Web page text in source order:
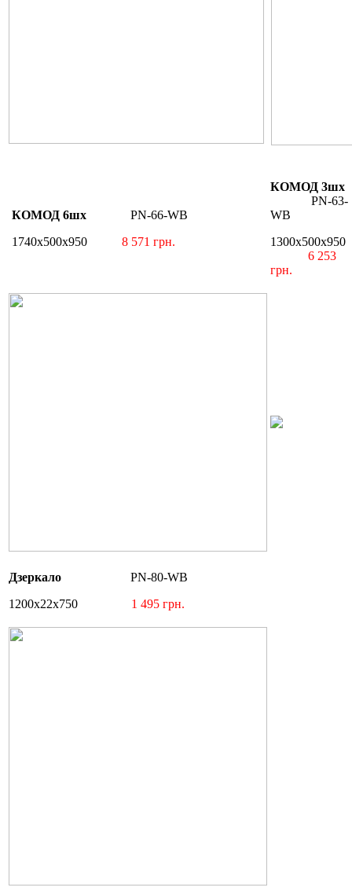
КОМОД 6шх PN-66-WB
1740х500х950
8 571 грн.
КОМОД 3шх
PN-63-
WB
1300х500х950
6 253
грн.
Дзеркало
PN-80-WB
1200х22х750 1 495 грн.